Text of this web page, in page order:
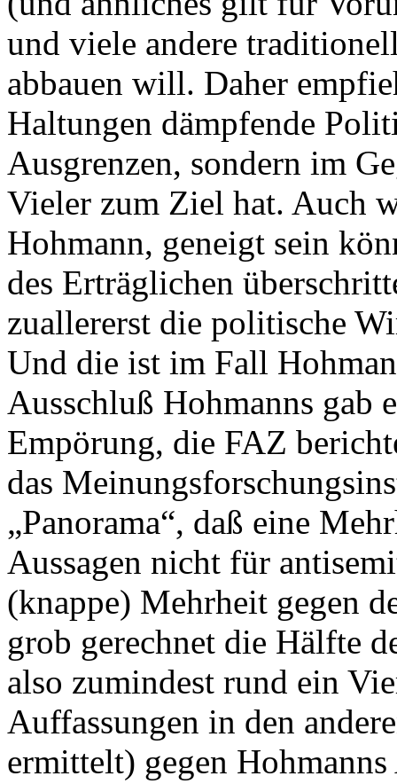
und viele andere
abbauen will. Daher
Haltungen dämpfende
Ausgrenzen, sondern im
Vieler zum Ziel hat. Auch
Hohmann, geneigt sein
des Erträglichen
zuallererst die politische
Und die ist im Fall
Ausschluß Hohmanns gab
Empörung, die FAZ
das
„Panorama“, daß eine
Aussagen nicht für
(knappe) Mehrheit gegen
grob gerechnet die Hälfte
also zumindest rund ein
Auffassungen in den
ermittelt) gegen